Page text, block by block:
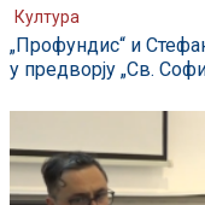
Култура
„Профундис“ и
у предворју „Св.